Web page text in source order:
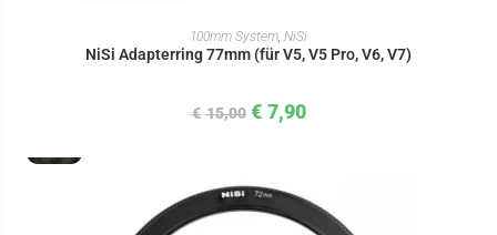
IN DEN WARENKORB
100mm System NiSi
NiSi Adapterring 77mm (für V5, V5 Pro, V6, V7)
€ 15,00 € 7,90